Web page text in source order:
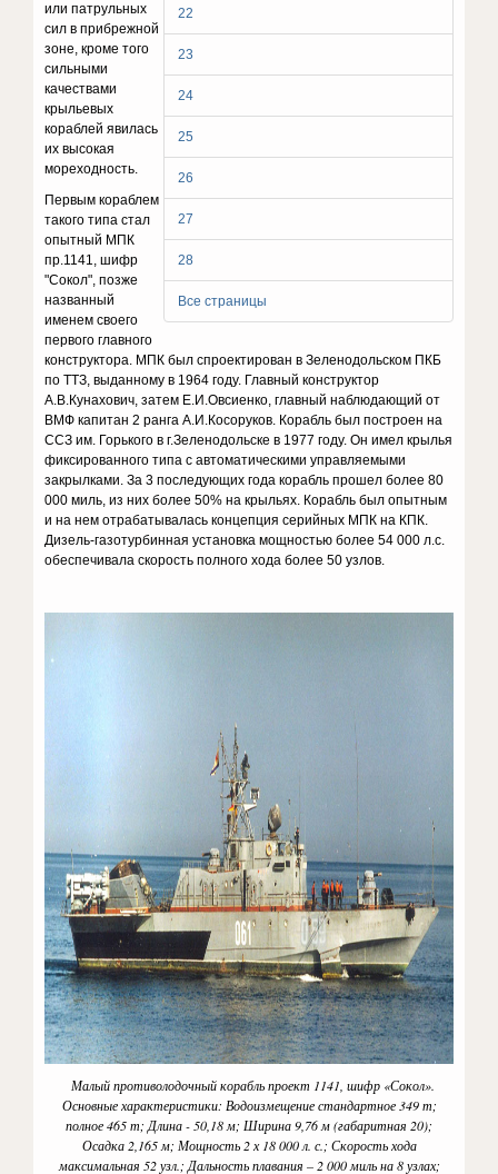
22
23
24
25
26
27
28
Все страницы
или патрульных
сил в прибрежной
зоне, кроме того
сильными
качествами
крыльевых
кораблей явилась
их высокая
мореходность.
Первым кораблем
такого типа стал
опытный МПК
пр.1141, шифр
"Сокол", позже
названный
именем своего
первого главного
конструктора. МПК был спроектирован в Зеленодольском ПКБ
по ТТЗ, выданному в 1964 году. Главный конструктор
А.В.Кунахович, затем Е.И.Овсиенко, главный наблюдающий от
ВМФ капитан 2 ранга А.И.Косоруков. Корабль был построен на
ССЗ им. Горького в г.Зеленодольске в 1977 году. Он имел крылья
фиксированного типа с автоматическими управляемыми
закрылками. За 3 последующих года корабль прошел более 80
000 миль, из них более 50% на крыльях. Корабль был опытным
и на нем отрабатывалась концепция серийных МПК на КПК.
Дизель-газотурбинная установка мощностью более 54 000 л.с.
обеспечивала скорость полного хода более 50 узлов.
Малый противолодочный корабль проект 1141, шифр «Сокол».
Основные характеристики: Водоизмещение стандартное 349 т;
полное 465 т; Длина - 50,18 м; Ширина 9,76 м (габаритная 20);
Осадка 2,165 м; Мощность 2 х 18 000 л. с.; Скорость хода
максимальная 52 узл.; Дальность плавания – 2 000 миль на 8 узлах;